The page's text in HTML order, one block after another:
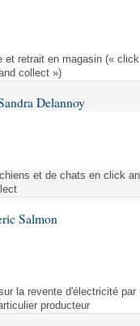
et retrait en magasin («
collect »)
Delannoy
et de chats en click
Salmon
la revente d'électricité
producteur